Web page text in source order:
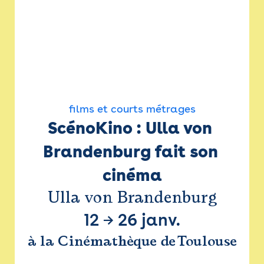
films et courts métrages
ScénoKino : Ulla von
Brandenburg fait son
cinéma
Ulla von Brandenburg
12 → 26 janv.
à la Cinémathèque de Toulouse